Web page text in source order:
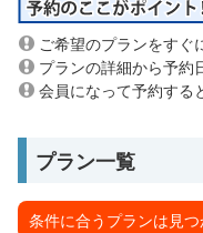
ご希望のプランをすぐ
プランの詳細から予約
会員になって予約する
プラン一覧
条件に合うプランは見つ